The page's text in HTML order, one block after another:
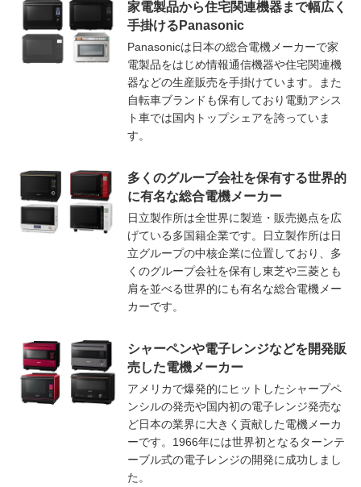
家電製品から住宅関連機器まで幅広く
手掛けるPanasonic
Panasonicは日本の総合電機メーカーで家
電製品をはじめ情報通信機器や住宅関連機
器などの生産販売を手掛けています。また
自転車ブランドも保有しており電動アシス
ト車では国内トップシェアを誇っていま
す。
多くのグループ会社を保有する世界的
に有名な総合電機メーカー
日立製作所は全世界に製造・販売拠点を広
げている多国籍企業です。日立製作所は日
立グループの中核企業に位置しており、多
くのグループ会社を保有し東芝や三菱とも
肩を並べる世界的にも有名な総合電機メー
カーです。
シャーペンや電子レンジなどを開発販
売した電機メーカー
アメリカで爆発的にヒットしたシャープペ
ンシルの発売や国内初の電子レンジ発売な
ど日本の業界に大きく貢献した電機メーカ
ーです。1966年には世界初となるターンテ
ーブル式の電子レンジの開発に成功しまし
た。